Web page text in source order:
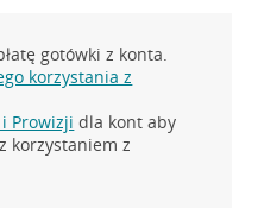
gotówki z konta.
korzystania z
Prowizji dla kont aby
korzystaniem z